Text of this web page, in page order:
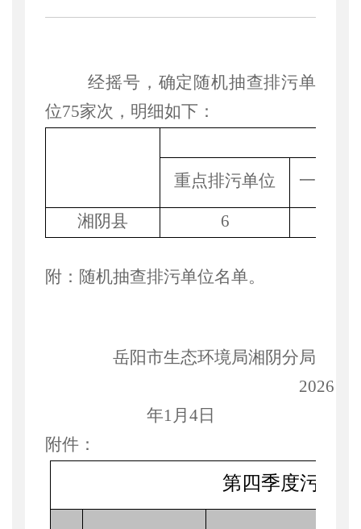
经摇号，确定随机抽查排污单
位75家次，明细如下：
重点排污单位 一般排
湘阴县 6
附：随机抽查排污单位名单。
岳阳市生态环境局湘阴分局
2026
年1 月 4日
附件：
第四季度污染